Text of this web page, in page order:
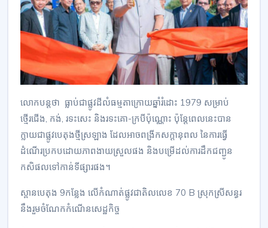
លោកបន្តថា ធ្លាប់ជាផ្លូវដីលំធម្មតាក្រោយឆ្នាំរំដោះ 1979 សម្រាប់
ថ្មើរជើង, កង់, រទះសេះ និងរទះគោ-ក្របីប៉ុណ្ណោះ ប៉ុន្តែពេលនេះបាន
ក្លាយជាផ្លូវបេតុងថ្មីស្រឡាង ដែលអាចពង្រីកសក្តានុពល នៃការធ្វើ
ដំណើរប្រកបដោយភាពងាយស្រួលផង និងបម្រើដល់ការដឹកជញ្ជូន
កសិផលទៅកាន់ទីផ្សារផង។
ស្ពានបេតុង 9កន្លែង លើកំណាត់ផ្លូវជាតិលលេខ 70 B ស្រុកស្រីសន្ធរ
នឹងរួមចំណែកកំណើនសេដ្ឋកិច្ច